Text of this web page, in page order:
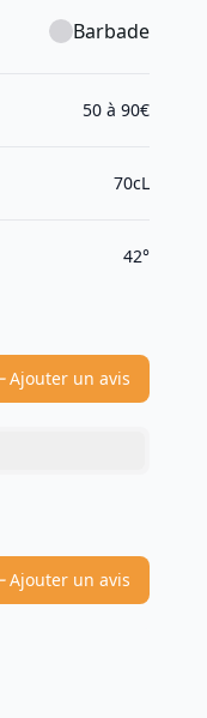
Barbade
50 à 90€
70cL
42°
Ajouter un avis
Ajouter un avis